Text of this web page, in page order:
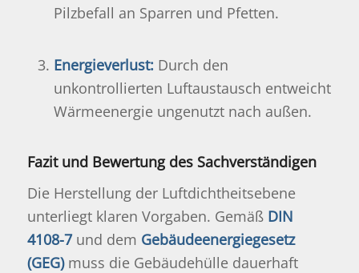
Pilzbefall an Sparren und Pfetten.
Energieverlust: Durch den
unkontrollierten Luftaustausch entweicht
Wärmeenergie ungenutzt nach außen.
Fazit und Bewertung des Sachverständigen
Die Herstellung der Luftdichtheitsebene
unterliegt klaren Vorgaben. Gemäß DIN
4108-7und dem Gebäudeenergiegesetz
(GEG)muss die Gebäudehülle dauerhaft